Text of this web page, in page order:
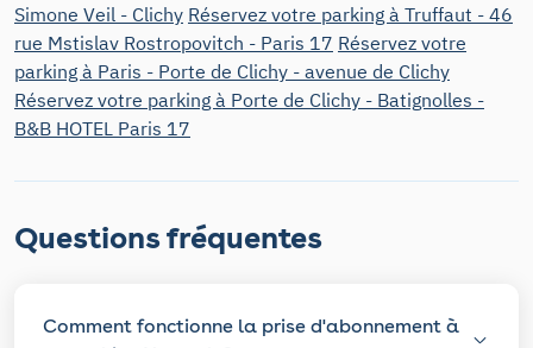
Simone Veil - Clichy Réservez votre parking à Truffaut - 46
rue Mstislav Rostropovitch - Paris 17 Réservez votre
parking à Paris - Porte de Clichy - avenue de Clichy
Réservez votre parking à Porte de Clichy - Batignolles -
B&B HOTEL Paris 17
Questions fréquentes
Comment fonctionne la prise d'abonnement à